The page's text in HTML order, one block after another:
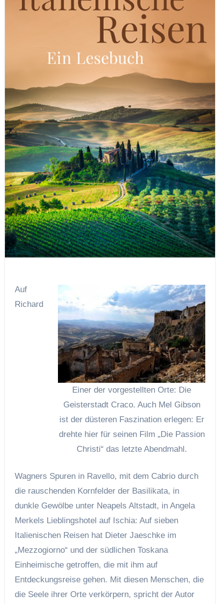
Einer der vorgestellten Orte: Die
Geisterstadt Craco. Auch Mel Gibson
ist der düsteren Faszination erlegen: Er
drehte hier für seinen Film „Die Passion
Christi“ das letzte Abendmahl.
Auf
Richard
Wagners Spuren in Ravello, mit dem Cabrio durch
die rauschenden Kornfelder der Basilikata, in
dunkle Gewölbe unter Neapels Altstadt, in Angela
Merkels Lieblingshotel auf Ischia: Auf sieben
Italienischen Reisen hat Dieter Jaeschke im
„Mezzogiorno“ und der südlichen Toskana
Einheimische getroffen, die mit ihm auf
Entdeckungsreise gehen. Mit diesen Menschen, die
die Seele ihrer Orte verkörpern, spricht der Autor